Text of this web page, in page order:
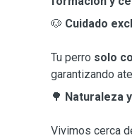
🐶 Cuidado
Tu perro solo
garantizando
🌳 Naturaleza
Vivimos cerca